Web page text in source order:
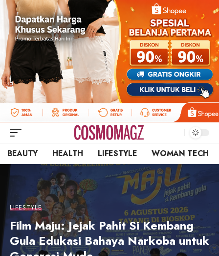
BEAUTY HEALTH LIFESTYLE WOMAN TECH
LIFESTYLE
Film Maju: Jejak Pahit Si Kembang
Gula Edukasi Bahaya Narkoba untuk